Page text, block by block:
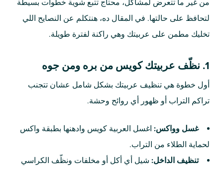
من غير ما تتعرض لمشاكل، محتاج تتبع شوية خطوات بسيطة
لتحافظ على حالتها. في المقال ده، هنتكلم عن النصايح اللي
تخليك مطمن على عربيتك وهي راكنة لفترة طويلة.
1. نظّف عربيتك كويس من بره ومن جوه
أول خطوة هي تنظيف عربيتك بشكل شامل عشان تتجنب
تراكم التراب أو ظهور أي روائح وحشة.
غسل وواكس:اغسل العربية كويس وادهنها بطبقة واكس
لحماية الطلاء من التراب.
تنظيف الداخل:شيل أي أكل أو مخلفات ونظّف الكراسي